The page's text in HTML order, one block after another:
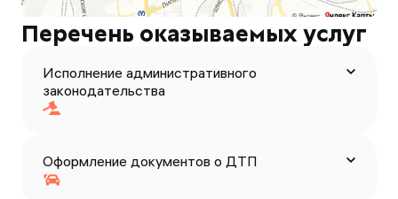
Перечень оказываемых услуг
Исполнение административного
законодательства
Оформление документов о ДТП